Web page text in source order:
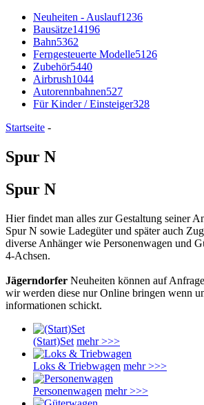
Neuheiten - Auslauf1236
Bausätze14196
Bahn5362
Ferngesteuerte Modelle5126
Zubehör5440
Airbrush1044
Autorennbahnen527
Für Kinder / Einsteiger328
Startseite -
Spur N
Spur N
Hier findet man alles zur Gestaltung seiner
Spur N sowie Ladegüter und später auch
diverse Anhänger wie Personenwagen und
4-Achsen.
Jägerndorfer Neuheiten können auf
wir werden diese nur Online bringen wenn
informationen schickt.
(Start)Set mehr >>>
Loks & Triebwagen mehr >>>
Personenwagen mehr >>>